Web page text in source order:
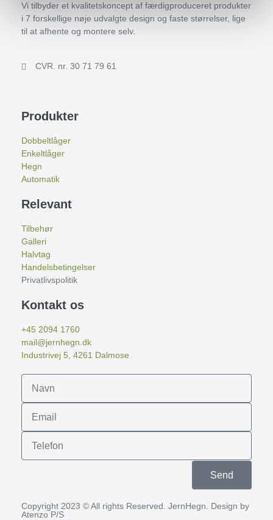
Vi tilbyder et kvalitetskoncept af færdigproduceret produkter
i 7 forskellige nøje udvalgte design og faste størrelser, lige
til at afhente og montere selv.
CVR. nr. 30 71 79 61
Produkter
Dobbeltlåger
Enkeltlåger
Hegn
Automatik
Relevant
Tilbehør
Galleri
Halvtag
Handelsbetingelser
Privatlivspolitik
Kontakt os
+45 2094 1760
mail@jernhegn.dk
Industrivej 5, 4261 Dalmose
Send
Copyright 2023 © All rights Reserved. JernHegn. Design by
Atenzo P/S